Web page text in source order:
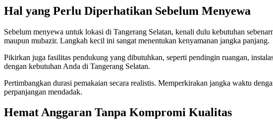
Hal yang Perlu Diperhatikan Sebelum Menyewa
Sebelum menyewa untuk lokasi di Tangerang Selatan, kenali dulu kebutuhan
maupun mubazir. Langkah kecil ini sangat menentukan kenyamanan jangka panjang.
Pikirkan juga fasilitas pendukung yang dibutuhkan, seperti pendingin ruangan,
dengan kebutuhan Anda di Tangerang Selatan.
Pertimbangkan durasi pemakaian secara realistis. Memperkirakan jangka waktu
perpanjangan mendadak.
Hemat Anggaran Tanpa Kompromi Kualitas